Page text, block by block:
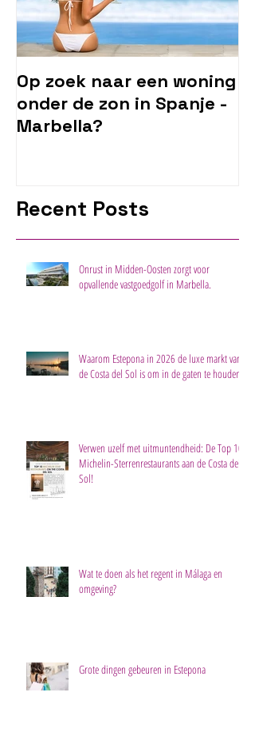
Op zoek naar een woning
onder de zon in Spanje -
Marbella?
Recent Posts
Onrust in Midden-Oosten zorgt voor
opvallende vastgoedgolf in Marbella.
Waarom Estepona in 2026 de luxe markt van
de Costa del Sol is om in de gaten te houden
Verwen uzelf met uitmuntendheid: De Top 10
Michelin-Sterrenrestaurants aan de Costa del
Sol!
Wat te doen als het regent in Málaga en
omgeving?
Grote dingen gebeuren in Estepona